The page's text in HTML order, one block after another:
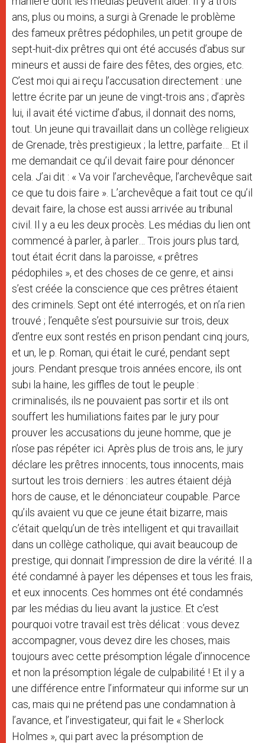
ans, plus ou moins, a surgi à Grenade le problème
des fameux prêtres pédophiles, un petit groupe de
sept-huit-dix prêtres qui ont été accusés d’abus sur
mineurs et aussi de faire des fêtes, des orgies, etc.
C’est moi qui ai reçu l’accusation directement : une
lettre écrite par un jeune de vingt-trois ans ; d’après
lui, il avait été victime d’abus, il donnait des noms,
tout. Un jeune qui travaillait dans un collège religieux
de Grenade, très prestigieux ; la lettre, parfaite… Et il
me demandait ce qu’il devait faire pour dénoncer
cela. J’ai dit : « Va voir l’archevêque, l’archevêque sait
ce que tu dois faire ». L’archevêque a fait tout ce qu’il
devait faire, la chose est aussi arrivée au tribunal
civil. Il y a eu les deux procès. Les médias du lien ont
commencé à parler, à parler… Trois jours plus tard,
tout était écrit dans la paroisse, « prêtres
pédophiles », et des choses de ce genre, et ainsi
s’est créée la conscience que ces prêtres étaient
des criminels. Sept ont été interrogés, et on n’a rien
trouvé ; l’enquête s’est poursuivie sur trois, deux
d’entre eux sont restés en prison pendant cinq jours,
et un, le p. Roman, qui était le curé, pendant sept
jours. Pendant presque trois années encore, ils ont
subi la haine, les giffles de tout le peuple :
criminalisés, ils ne pouvaient pas sortir et ils ont
souffert les humiliations faites par le jury pour
prouver les accusations du jeune homme, que je
n’ose pas répéter ici. Après plus de trois ans, le jury
déclare les prêtres innocents, tous innocents, mais
surtout les trois derniers : les autres étaient déjà
hors de cause, et le dénonciateur coupable. Parce
qu’ils avaient vu que ce jeune était bizarre, mais
c’était quelqu’un de très intelligent et qui travaillait
dans un collège catholique, qui avait beaucoup de
prestige, qui donnait l’impression de dire la vérité. Il a
été condamné à payer les dépenses et tous les frais,
et eux innocents. Ces hommes ont été condamnés
par les médias du lieu avant la justice. Et c’est
pourquoi votre travail est très délicat : vous devez
accompagner, vous devez dire les choses, mais
toujours avec cette présomption légale d’innocence
et non la présomption légale de culpabilité ! Et il y a
une différence entre l’informateur qui informe sur un
cas, mais qui ne prétend pas une condamnation à
l’avance, et l’investigateur, qui fait le « Sherlock
Holmes », qui part avec la présomption de